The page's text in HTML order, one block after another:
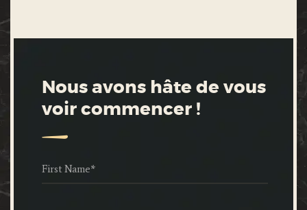
Nous avons hâte de vous
voir commencer !